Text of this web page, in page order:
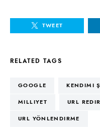
TWEET
RELATED TAGS
GOOGLE KENDIMI
MILLIYET URL
URL YÖNLENDIRME